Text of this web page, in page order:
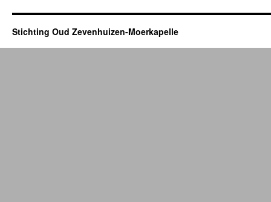
Stichting Oud Zevenhuizen-Moerkapelle